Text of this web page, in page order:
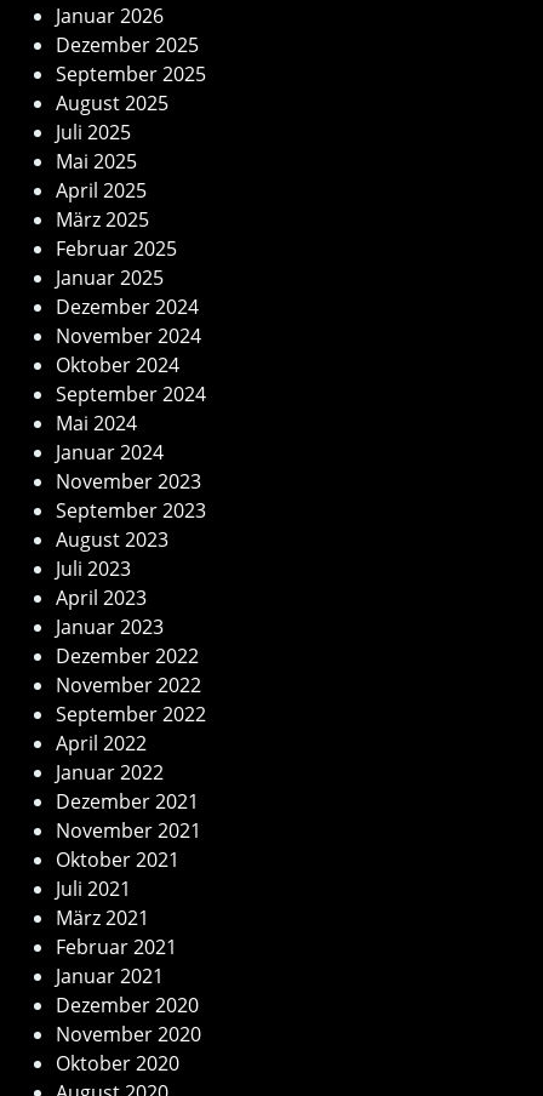
Januar 2026
Dezember 2025
September 2025
August 2025
Juli 2025
Mai 2025
April 2025
März 2025
Februar 2025
Januar 2025
Dezember 2024
November 2024
Oktober 2024
September 2024
Mai 2024
Januar 2024
November 2023
September 2023
August 2023
Juli 2023
April 2023
Januar 2023
Dezember 2022
November 2022
September 2022
April 2022
Januar 2022
Dezember 2021
November 2021
Oktober 2021
Juli 2021
März 2021
Februar 2021
Januar 2021
Dezember 2020
November 2020
Oktober 2020